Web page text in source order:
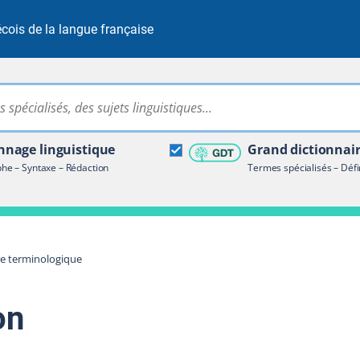
de la langue française
Rechercher dans tout le site
linguistique
– Syntaxe – Rédaction
Grand
Termes spécialisés –
terminologique
terminologique